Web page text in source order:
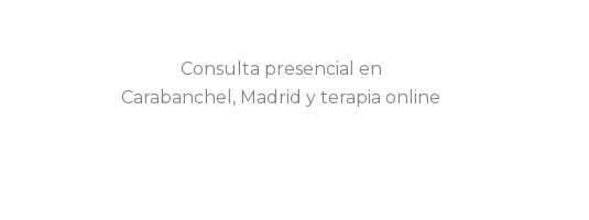
Consulta presencial en
Carabanchel, Madrid y terapia online